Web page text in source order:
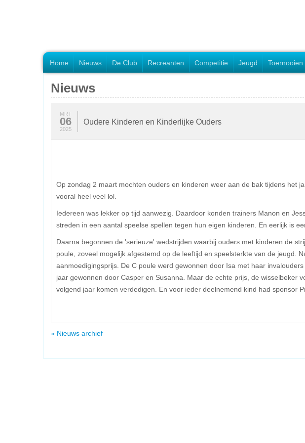
Home Nieuws De Club Recreanten Competitie Jeugd Toernooien
Nieuws
Oudere Kinderen en Kinderlijke Ouders
MRT
06
2025
Op zondag 2 maart mochten ouders en kinderen weer aan de bak tijdens het
vooral heel veel lol.
Iedereen was lekker op tijd aanwezig. Daardoor konden trainers Manon en
streden in een aantal speelse spellen tegen hun eigen kinderen. En eerlijk is
Daarna begonnen de 'serieuze' wedstrijden waarbij ouders met kinderen de
poule, zoveel mogelijk afgestemd op de leeftijd en speelsterkte van de jeugd.
aanmoedigingsprijs. De C poule werd gewonnen door Isa met haar
jaar gewonnen door Casper en Susanna. Maar de echte prijs, de wisselbeker
volgend jaar komen verdedigen. En voor ieder deelnemend kind had sponsor
» Nieuws archief